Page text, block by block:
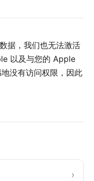
据，我们也无法激活
以及与您的 Apple
没有访问权限，因此
›